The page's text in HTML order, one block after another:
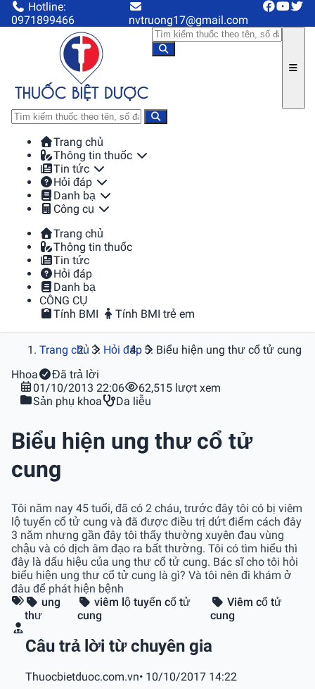
Hotline:
0971899466
nvtruong17@gmail.com
Trang chủ
Thông tin thuốc
Tin tức
Hỏi đáp
Danh bạ
Công cụ
Trang chủ
Thông tin thuốc
Tin tức
Hỏi đáp
Danh bạ
CÔNG CỤ
Tính BMI
Tính BMI trẻ em
Trang chủ Hỏi đáp
Biểu hiện ung thư cổ tử cung
Hhoa
Đã trả lời
01/10/2013 22:06
62,515 lượt xem
Sản phụ khoa
Da liễu
Biểu hiện ung thư cổ tử
cung
Tôi năm nay 45 tuổi, đã có 2 cháu, trước đây tôi có bị viêm
lộ tuyến cổ tử cung và đã được điều trị dứt điểm cách đây
3 năm nhưng gần đây tôi thấy thường xuyên đau vùng
chậu và có dịch âm đạo ra bất thường. Tôi có tìm hiểu thì
đây là dấu hiệu của ung thư cổ tử cung. Bác sĩ cho tôi hỏi
biểu hiện ung thư cổ tử cung là gì? Và tôi nên đi khám ở
đâu để phát hiện bệnh
ung
thư
viêm lộ tuyến cổ tử
cung
Viêm cổ tử
cung
Câu trả lời từ chuyên gia
Thuocbietduoc.com.vn• 10/10/2017 14:22